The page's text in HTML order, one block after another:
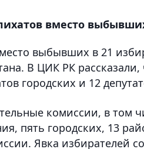
вместо
выбывших в 21
В ЦИК РК
городских и 12
комиссии, в том
пять городских, 13
Явка избирателей